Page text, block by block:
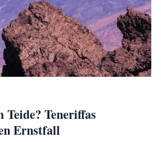
Teneriffas
Ernstfall